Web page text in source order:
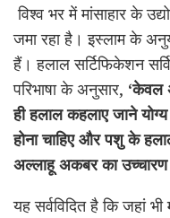
विश्व भर में मांसाहार के
जमा रहा है। इस्लाम के
हैं। हलाल सर्टिफिकेशन
परिभाषा के अनुसार, ‘केवल
ही हलाल कहलाए जाने
होना चाहिए और पशु के
अल्लाहू अकबर का उच्चारण
यह सर्वविदित है कि जहां